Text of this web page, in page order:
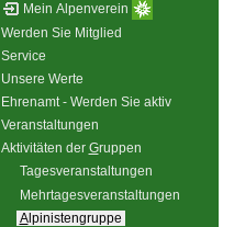
Mein Alpenverein
Werden Sie Mitglied
Service
Unsere Werte
Ehrenamt - Werden Sie aktiv
Veranstaltungen
Aktivitäten der Gruppen
Tagesveranstaltungen
Mehrtagesveranstaltungen
Alpinistengruppe